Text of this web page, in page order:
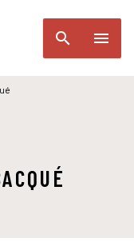
search menu